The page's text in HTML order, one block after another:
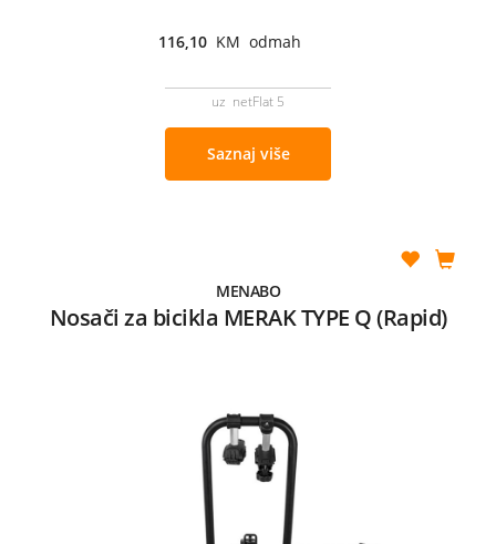
116,10 KM odmah
uz netFlat 5
Saznaj više
MENABO
Nosači za bicikla MERAK TYPE Q (Rapid)